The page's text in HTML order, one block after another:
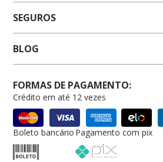
SEGUROS
BLOG
FORMAS DE PAGAMENTO:
Crédito em até 12 vezes
Boleto bancário Pagamento com pix